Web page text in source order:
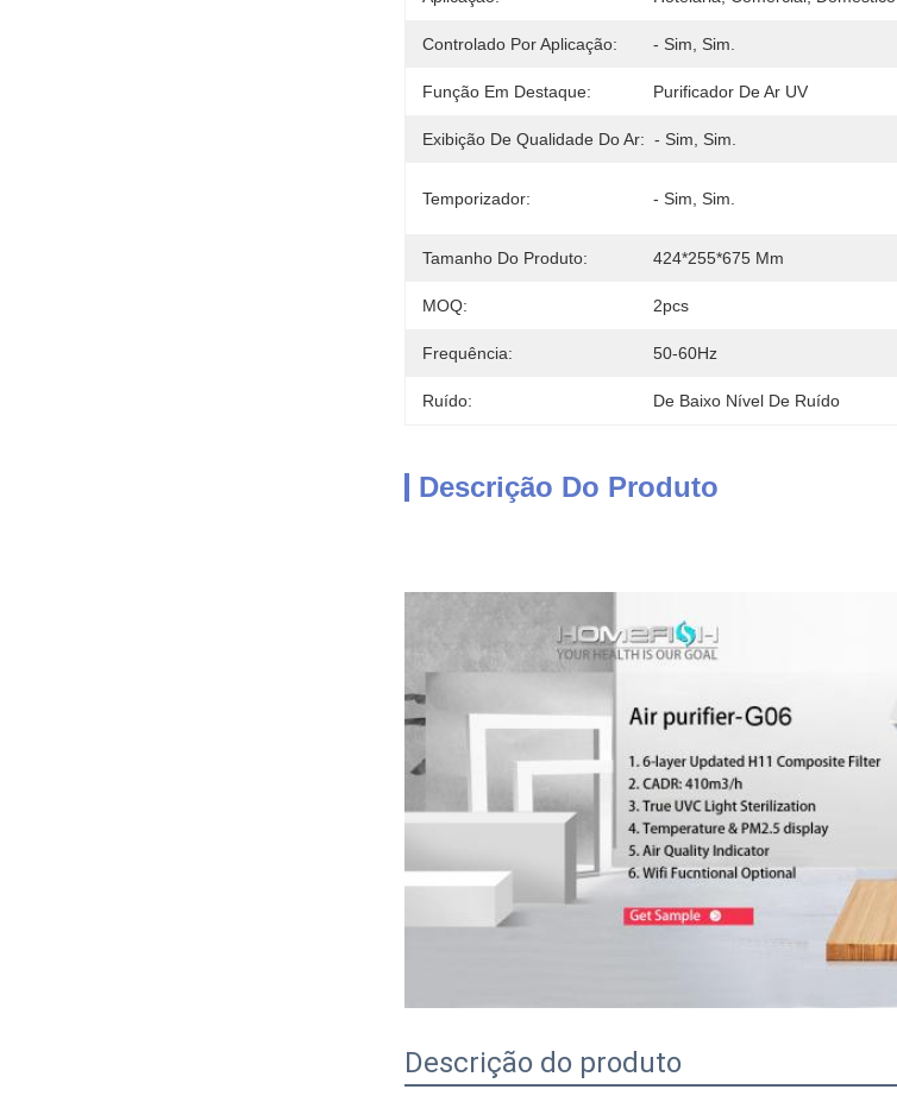
Controlado Por Aplicação: - Sim, Sim.
Função Em Destaque: Purificador De Ar UV
Exibição De Qualidade Do Ar: - Sim, Sim.
Temporizador: - Sim, Sim.
Tamanho Do Produto: 424*255*675 Mm
MOQ: 2pcs
Frequência: 50-60Hz
Ruído: De Baixo Nível De Ruído
Descrição Do Produto
Descrição do produto